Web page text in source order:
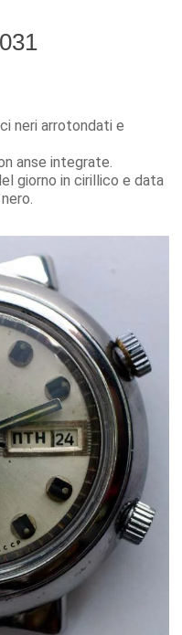
neri arrotondati e
anse integrate.
giorno in cirillico e data